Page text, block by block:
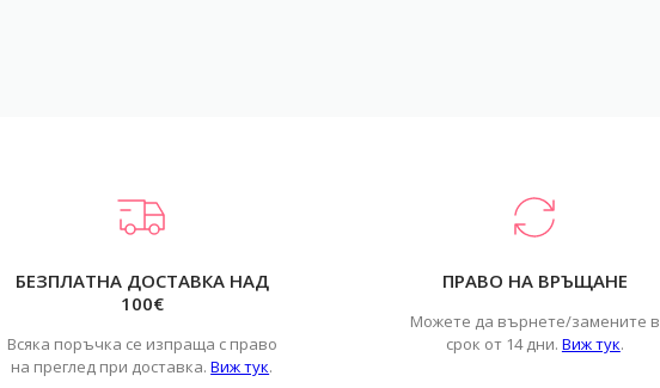
БЕЗПЛАТНА ДОСТАВКА НАД
100€
Всяка поръчка се изпраща с право
на преглед при доставка.Виж тук.
ПРАВО НА ВРЪЩАНЕ
Можете да върнете/замените в
срок от 14 дни. Виж тук.